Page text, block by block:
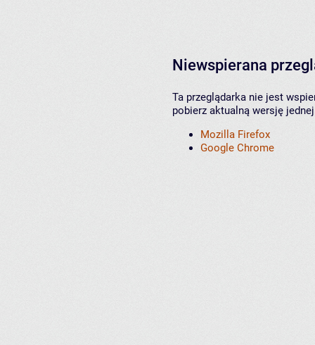
Niewspierana
Ta przeglądarka nie jest
pobierz aktualną wersję
Mozilla Firefox
Google Chrome